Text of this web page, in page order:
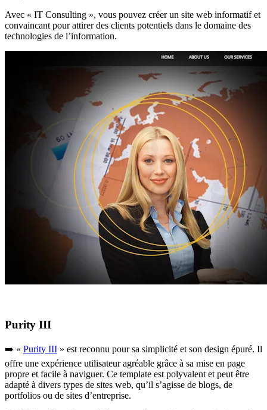
Avec « IT Consulting », vous pouvez créer un site web informatif et
convaincant pour attirer des clients potentiels dans le domaine des
technologies de l’information.
Purity III
➡️ « Purity III » est reconnu pour sa simplicité et son design épuré. Il
offre une expérience utilisateur agréable grâce à sa mise en page
propre et facile à naviguer. Ce template est polyvalent et peut être
adapté à divers types de sites web, qu’il s’agisse de blogs, de
portfolios ou de sites d’entreprise.